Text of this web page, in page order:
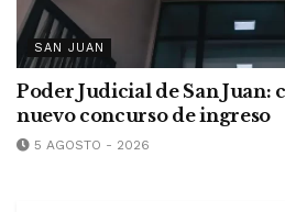
SAN JUAN
Poder Judicial de San Juan:
nuevo concurso de ingreso
5 AGOSTO - 2026